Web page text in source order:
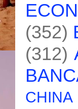
(352)
(312)
CHINA